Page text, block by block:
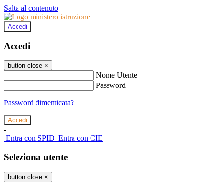
Salta al contenuto
Accedi
Accedi
button close ×
Nome Utente
Password
Password dimenticata?
-
Entra con SPID Entra con CIE
Seleziona utente
button close ×